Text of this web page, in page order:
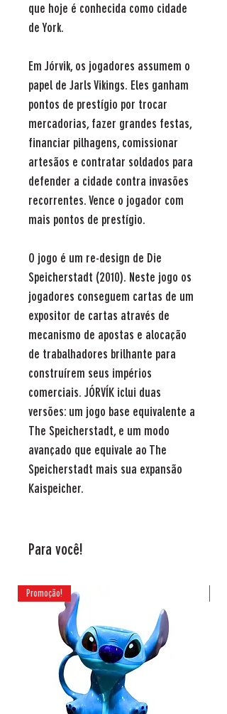
que hoje é conhecida como cidade
de York.
Em Jórvik, os jogadores assumem o
papel de Jarls Vikings. Eles ganham
pontos de prestígio por trocar
mercadorias, fazer grandes festas,
financiar pilhagens, comissionar
artesãos e contratar soldados para
defender a cidade contra invasões
recorrentes. Vence o jogador com
mais pontos de prestígio.
O jogo é um re-design de Die
Speicherstadt (2010). Neste jogo os
jogadores conseguem cartas de um
expositor de cartas através de
mecanismo de apostas e alocação
de trabalhadores brilhante para
construírem seus impérios
comerciais. JÓRVÍK iclui duas
versões: um jogo base equivalente a
The Speicherstadt, e um modo
avançado que equivale ao The
Speicherstadt mais sua expansão
Kaispeicher.
Para você!
Promoção!